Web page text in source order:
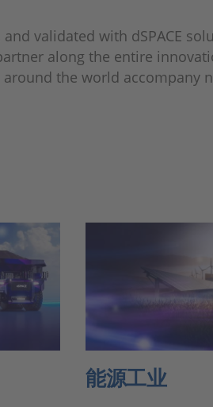
validated with dSPACE
along the entire
the world accompany
能源工业